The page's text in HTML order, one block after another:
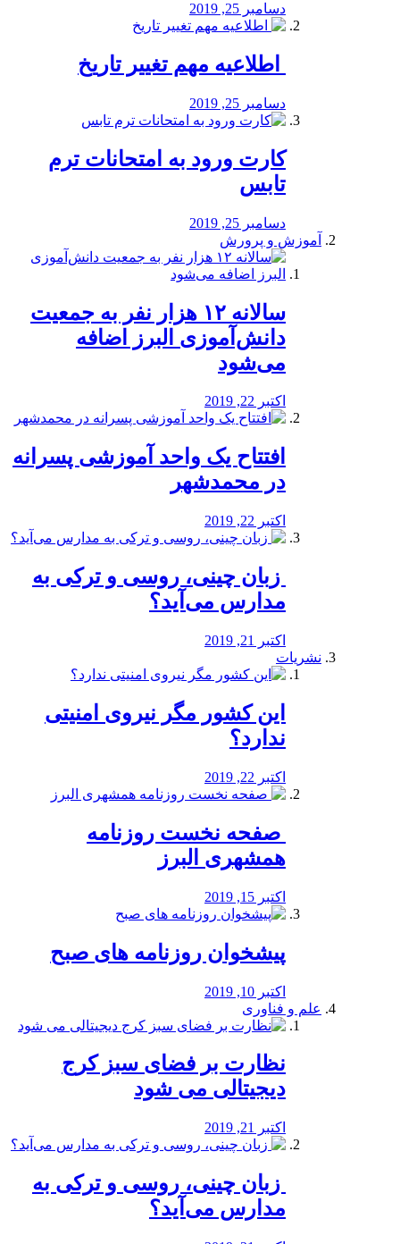
دسامبر 25, 2019
️ اطلاعیه مهم تغییر تاریخ
دسامبر 25, 2019
کارت ورود به امتحانات ترم
تابس
دسامبر 25, 2019
آموزش و پرورش
️سالانه ۱۲ هزار نفر به جمعیت
دانش‌آموزی البرز اضافه
می‌شود
اکتبر 22, 2019
افتتاح یک واحد آموزشی پسرانه
در محمدشهر
اکتبر 22, 2019
️ زبان چینی، روسی و ترکی به
مدارس می‌آید؟
اکتبر 21, 2019
نشریات
این کشور مگر نیروی امنیتی
ندارد؟
اکتبر 22, 2019
️ صفحه نخست روزنامه‌
همشهری البرز
اکتبر 15, 2019
پیشخوان روزنامه های صبح
اکتبر 10, 2019
علم و فناوری
نظارت بر فضای سبز کرج
دیجیتالی می شود
اکتبر 21, 2019
️ زبان چینی، روسی و ترکی به
مدارس می‌آید؟